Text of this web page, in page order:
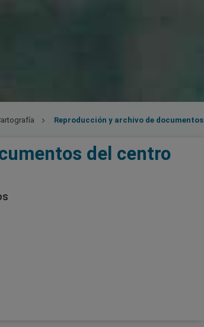
Reproducción y archivo de documentos
del centro